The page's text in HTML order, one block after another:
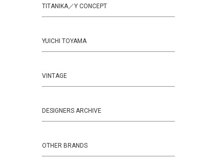
TITANIKA／Y CONCEPT
YUICHI TOYAMA
VINTAGE
DESIGNERS ARCHIVE
OTHER BRANDS